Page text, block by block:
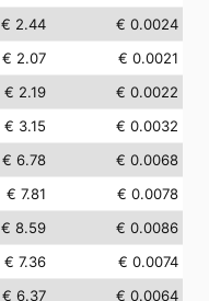
€ 2.44
€ 0.0024
€ 2.07
€ 0.0021
€ 2.19
€ 0.0022
€ 3.15
€ 0.0032
€ 6.78
€ 0.0068
€ 7.81
€ 0.0078
€ 8.59
€ 0.0086
€ 7.36
€ 0.0074
€ 6.37
€ 0.0064